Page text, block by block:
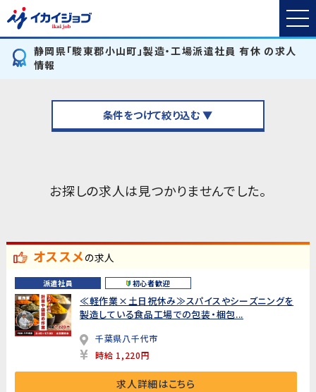
静岡県「駿東郡小山町」製造・工場派遣社員 有休 の求人
情報
条件をつけて絞り込む ▼
お探しの求人は見つかりませんでした。
オススメの求人
派遣社員 初心者歓迎
≪軽作業×土日祝休み≫スパイスやシーズニングを
製造している食品工場での包装・梱包...
千葉県八千代市
時給 1,220円
求人詳細はこちら